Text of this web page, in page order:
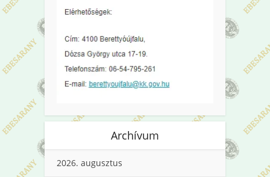
Archívum
2026. augusztus